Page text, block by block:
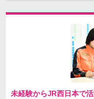
未経験からJR西日本で